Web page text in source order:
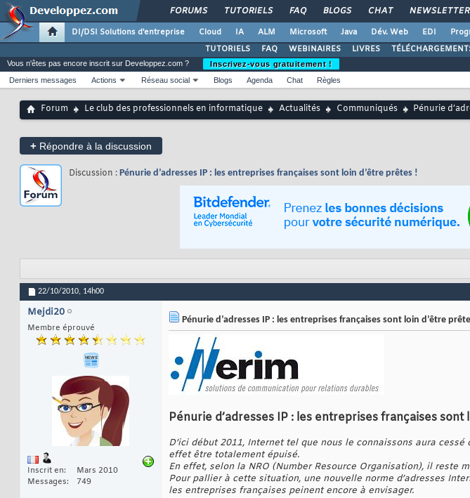
FORUMS TUTORIELS FAQ BLOGS CHAT NEWSLETTER
DI/DSI Solutions d'entreprise Cloud IA ALM Microsoft Java Dév. Web EDI
TUTORIELS
FAQ WEBINAIRES LIVRES
Vous n'êtes pas encore inscrit sur Developpez.com ?
Inscrivez-vous gratuitement !
Derniers messages
Actions Réseau social Blogs Agenda Chat Règles
Forum Le club des professionnels en informatique Actualités Communiqués Pénurie
+ Répondre à la discussion
Discussion : Pénurie d’adresses IP : les entreprises françaises sont loin d’être prêtes !
22/10/2010, 14h00
Mejdi20
Membre éprouvé
Inscrit en
Mars 2010
Messages
749
Pénurie d’adresses IP : les entreprises françaises sont loin d’être
Pénurie d’adresses IP : les entreprises françaises sont
D’ici début 2011, Internet tel que nous le connaissons aura
effet être totalement épuisé.
En effet, selon la NRO (Number Resource Organisation), il reste
Pour pallier à cette situation, une nouvelle norme d’adresses
les entreprises françaises peinent encore à envisager.